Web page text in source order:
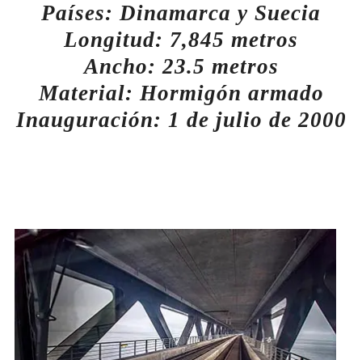
Países: Dinamarca y Suecia
Longitud: 7,845 metros
Ancho: 23.5 metros
Material: Hormigón armado
Inauguración: 1 de julio de 2000